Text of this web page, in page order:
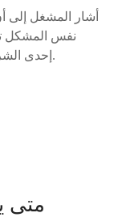
أشار المشغل إلى
نفس المشكل
إحدى الشركات الوسيطة، إلا أن المشكلة لا تزال قائمة.
متى